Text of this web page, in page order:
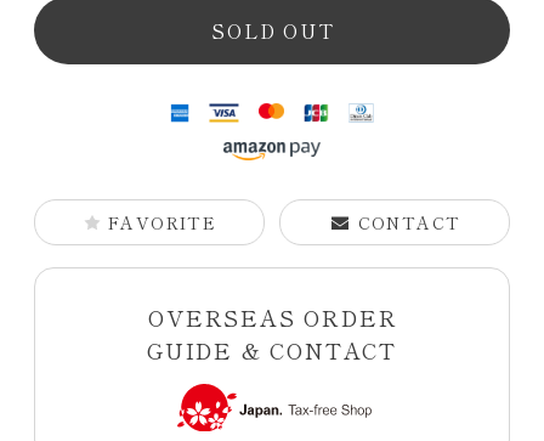
SOLD OUT
FAVORITE CONTACT
OVERSEAS ORDER
GUIDE & CONTACT